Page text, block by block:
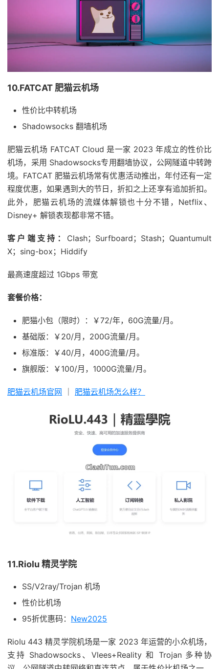
10.FATCAT 肥猫云机场
性价比中转机场
Shadowsocks 翻墙机场
肥猫云机场 FATCAT Cloud 是一家 2023 年成立的性价比
机场，采用 Shadowsocks专用翻墙协议，公网隧道中转跨
境。FATCAT 肥猫云机场常有优惠活动推出，年付还有一定
程度优惠，如果遇到大的节日，折扣之上还享有追加折扣。
此外，肥猫云机场的流媒体解锁也十分不错，Netflix、
Disney+ 解锁表现都非常不错。
客户端支持： Clash；Surfboard；Stash；Quantumult
X；sing-box；Hiddify
最高速度超过 1Gbps 带宽
套餐价格：
肥猫小包（限时）：￥72/年，60G流量/月。
基础版：￥20/月，200G流量/月。
标准版：￥40/月，400G流量/月。
旗舰版：￥100/月，1000G流量/月。
肥猫云机场官网 肥猫云机场怎么样？
11.Riolu 精灵学院
SS/V2ray/Trojan 机场
性价比机场
95折优惠码： New2025
Riolu 443 精灵学院机场是一家 2023 年运营的小众机场，
支持 Shadowsocks、Vlees+Reality 和 Trojan 多种协